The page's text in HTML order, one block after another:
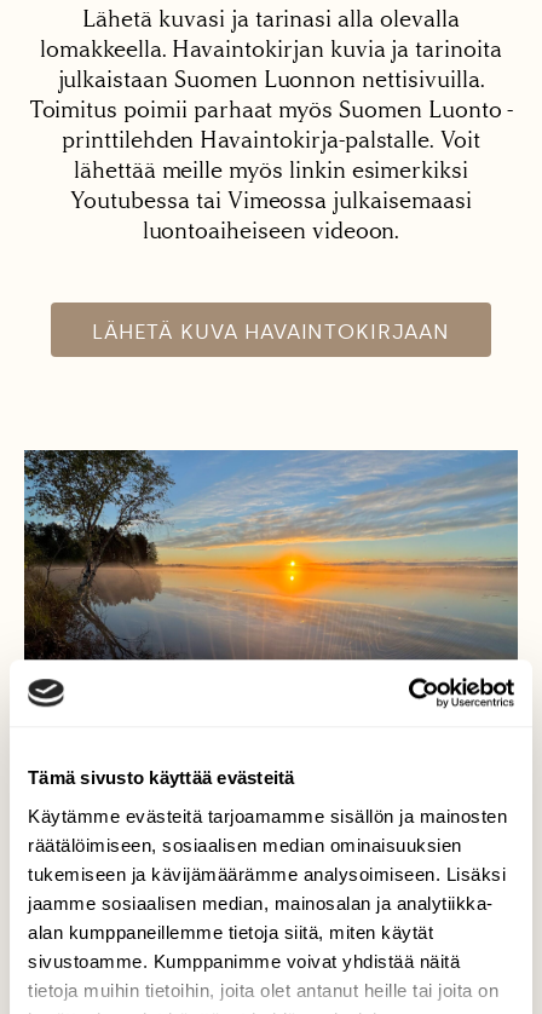
Tämä sivusto käyttää evästeitä
Käytämme evästeitä tarjoamamme sisällön ja mainosten
räätälöimiseen, sosiaalisen median ominaisuuksien
tukemiseen ja kävijämäärämme analysoimiseen. Lisäksi
jaamme sosiaalisen median, mainosalan ja analytiikka-
alan kumppaneillemme tietoja siitä, miten käytät
sivustoamme. Kumppanimme voivat yhdistää näitä
tietoja muihin tietoihin, joita olet antanut heille tai joita on
Lähetä kuvasi ja tarinasi alla olevalla
lomakkeella. Havaintokirjan kuvia ja tarinoita
julkaistaan Suomen Luonnon nettisivuilla.
Toimitus poimii parhaat myös Suomen Luonto -
printtilehden Havaintokirja-palstalle. Voit
lähettää meille myös linkin esimerkiksi
Youtubessa tai Vimeossa julkaisemaasi
luontoaiheiseen videoon.
LÄHETÄ KUVA HAVAINTOKIRJAAN
Auringonnousu
Auringonnousu seitin takaa varhaisena